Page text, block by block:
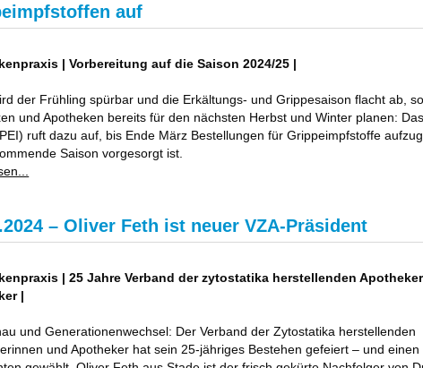
auf
| Vorbereitung auf die Saison 2024/25 |
der Frühling spürbar und die Erkältungs- und Grippesaison flacht ab,
und Apotheken bereits für den nächsten Herbst und Winter planen:
ruft dazu auf, bis Ende März Bestellungen für Grippeimpfstoffe
Saison vorgesorgt ist.
– Oliver Feth ist neuer VZA-Präsident
| 25 Jahre Verband der zytostatika herstellenden
|
und Generationenwechsel: Der Verband der Zytostatika herstellenden
und Apotheker hat sein 25-jähriges Bestehen gefeiert – und einen